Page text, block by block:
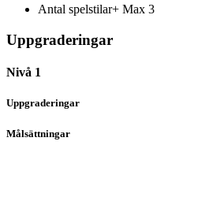
Antal spelstilar+ Max 3
Uppgraderingar
Nivå 1
Uppgraderingar
Målsättningar